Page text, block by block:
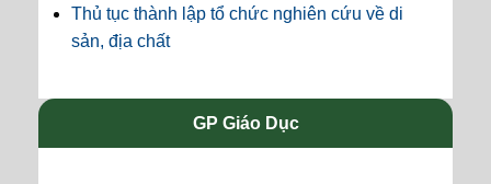
Thủ tục thành lập tổ chức nghiên cứu về di
sản, địa chất
GP Giáo Dục